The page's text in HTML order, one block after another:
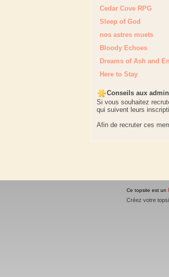
Cedar Cove RPG
Sleep of God
nos astres muets
Bloody Echoes
Dreams of Ash and
Here to Stay
Conseils aux
Si vous souhaitez
qui suivent leurs
Afin de recruter ces
Ce topsite est un
Créez votre